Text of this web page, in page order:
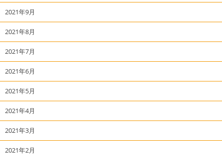
2021年9月
2021年8月
2021年7月
2021年6月
2021年5月
2021年4月
2021年3月
2021年2月